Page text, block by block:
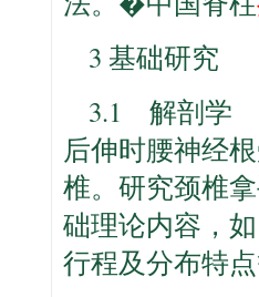
3 基础研究
3.1 解剖学
后伸时腰神经
椎。研究颈椎
础理论内容，
行程及分布特